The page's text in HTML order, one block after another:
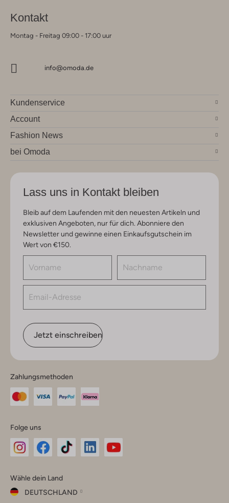
Kontakt
Montag - Freitag 09:00 - 17:00 uur
info@omoda.de
Kundenservice
Account
Fashion News
bei Omoda
Lass uns in Kontakt bleiben
Bleib auf dem Laufenden mit den neuesten Artikeln und
exklusiven Angeboten, nur für dich. Abonniere den
Newsletter und gewinne einen Einkaufsgutschein im
Wert von €150.
Jetzt einschreiben
Zahlungsmethoden
Folge uns
Instagram
Facebook
TikTok
Wähle dein Land
DEUTSCHLAND